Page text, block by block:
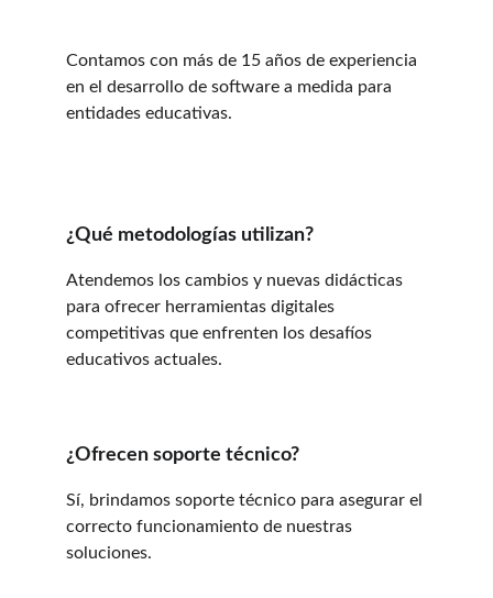
Contamos con más de 15 años de experiencia
en el desarrollo de software a medida para
entidades educativas.
¿Qué metodologías utilizan?
Atendemos los cambios y nuevas didácticas
para ofrecer herramientas digitales
competitivas que enfrenten los desafíos
educativos actuales.
¿Ofrecen soporte técnico?
Sí, brindamos soporte técnico para asegurar el
correcto funcionamiento de nuestras
soluciones.